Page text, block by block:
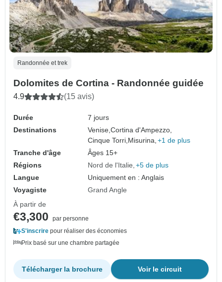
Randonnée et trek
Dolomites de Cortina - Randonnée guidée
4.9 (15 avis)
Durée
7 jours
Destinations
Venise,Cortina d'Ampezzo,
Cinque Torri,Misurina, +1 de plus
Tranche d'âge
Âges 15+
Régions
Nord de l'Italie +5 de plus
Langue
Uniquement en : Anglais
Voyagiste
Grand Angle
À partir de
€3,300
par personne
S'inscrire pour réaliser des économies
Prix basé sur une chambre partagée
Voir le circuit
Télécharger la brochure